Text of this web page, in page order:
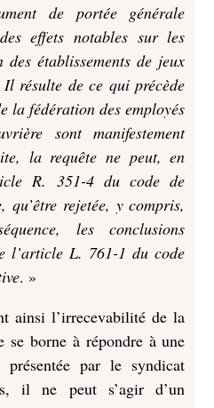
de portée générale
effets notables sur les
établissements de jeux
résulte de ce qui précède
la fédération des employés
sont manifestement
la requête ne peut, en
R. 351-4 du code de
qu’être rejetée, y compris,
les conclusions
l’article L. 761-1 du code
. »
ainsi l’irrecevabilité de la
se borne à répondre à une
présentée par le syndicat
il ne peut s’agir d’un